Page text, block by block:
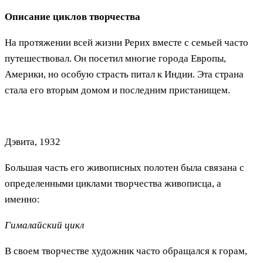
Описание циклов творчества
На протяжении всей жизни Рерих вместе с семьей часто
путешествовал. Он посетил многие города Европы,
Америки, но особую страсть питал к Индии. Эта страна
стала его вторым домом и последним пристанищем.
Дэвита, 1932
Большая часть его живописных полотен была связана с
определенными циклами творчества живописца, а
именно:
Гималайский цикл
В своем творчестве художник часто обращался к горам,